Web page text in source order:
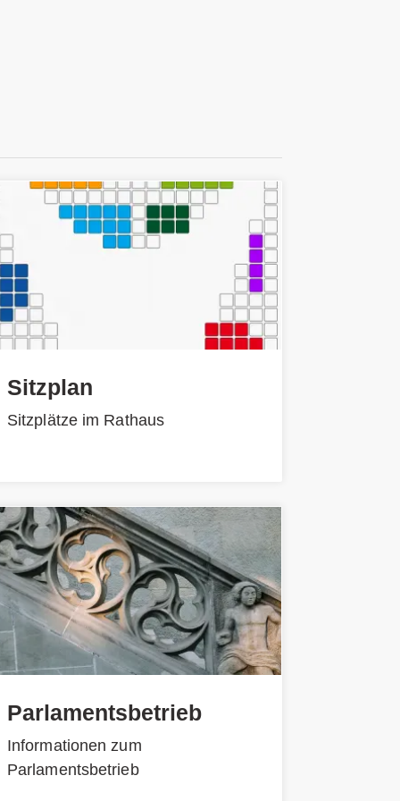
Sitzplan
Sitzplätze im Rathaus
Parlamentsbetrieb
Informationen zum
Parlamentsbetrieb